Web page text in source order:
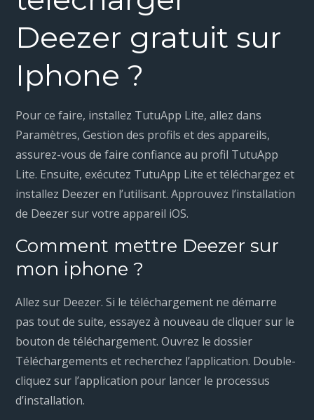
Deezer gratuit sur
Iphone ?
Pour ce faire, installez TutuApp Lite, allez dans
Paramètres, Gestion des profils et des appareils,
assurez-vous de faire confiance au profil TutuApp
Lite. Ensuite, exécutez TutuApp Lite et téléchargez et
installez Deezer en l’utilisant. Approuvez l’installation
de Deezer sur votre appareil iOS.
Comment mettre Deezer sur
mon iphone ?
Allez sur Deezer. Si le téléchargement ne démarre
pas tout de suite, essayez à nouveau de cliquer sur le
bouton de téléchargement. Ouvrez le dossier
Téléchargements et recherchez l’application. Double-
cliquez sur l’application pour lancer le processus
d’installation.